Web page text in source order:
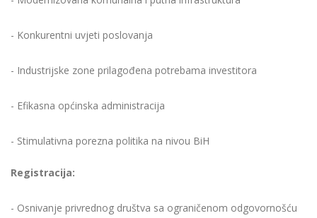
- Konkurentni uvjeti poslovanja
- Industrijske zone prilagođena potrebama investitora
- Efikasna općinska administracija
- Stimulativna porezna politika na nivou BiH
Registracija:
- Osnivanje privrednog društva sa ograničenom odgovornošću